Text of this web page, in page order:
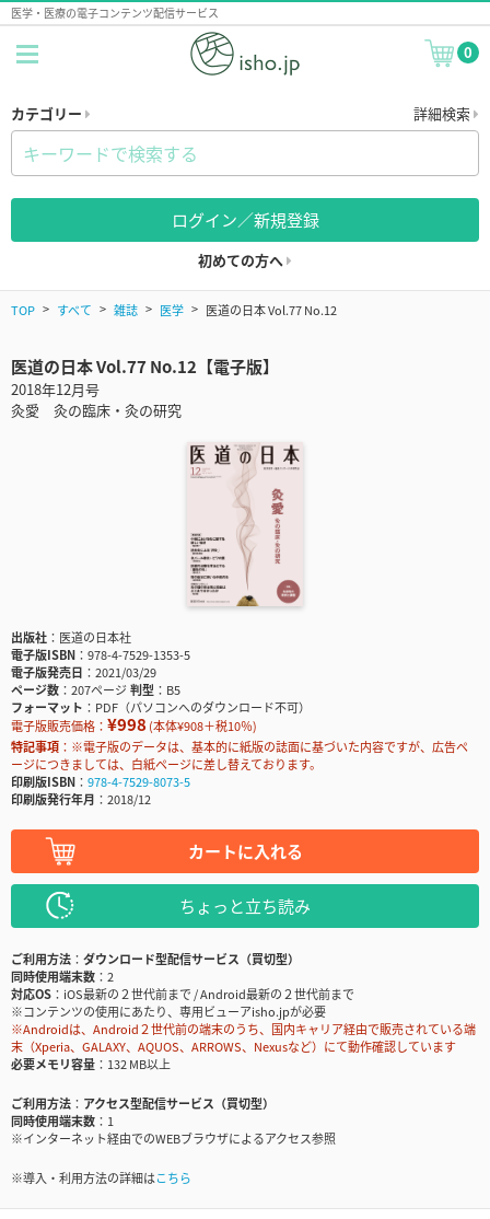
医学・医療の電子コンテンツ配信サービス
0
カテゴリー 詳細検索
ログイン／新規登録
初めての方へ
TOP すべて 雑誌 医学 医道の日本 Vol.77 No.12
医道の日本 Vol.77 No.12【電子版】
2018年12月号
灸愛 灸の臨床・灸の研究
出版社
医道の日本社
電子版ISBN
978-4-7529-1353-5
電子版発売日
2021/03/29
ページ数
207ページ判型
B5
フォーマット
PDF（パソコンへのダウンロード不可）
電子版販売価格： ¥998 (本体¥908＋税10％)
特記事項
※電子版のデータは、基本的に紙版の誌面に基づいた内容ですが、広告ペ
ージにつきましては、白紙ページに差し替えております。
印刷版ISBN
978-4-7529-8073-5
印刷版発行年月
2018/12
カートに入れる
ちょっと立ち読み
ご利用方法
ダウンロード型配信サービス（買切型）
同時使用端末数
2
対応OS
iOS最新の２世代前まで / Android最新の２世代前まで
※コンテンツの使用にあたり、専用ビューアisho.jpが必要
※Androidは、Android２世代前の端末のうち、国内キャリア経由で販売されている端
末（Xperia、GALAXY、AQUOS、ARROWS、Nexusなど）にて動作確認しています
必要メモリ容量
132 MB以上
ご利用方法
アクセス型配信サービス（買切型）
同時使用端末数
1
※インターネット経由でのWEBブラウザによるアクセス参照
※導入・利用方法の詳細はこちら